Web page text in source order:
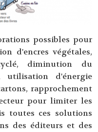
possibles pour
d'encres végétales,
diminution du
utilisation d'énergie
rapprochement
pour limiter les
toutes ces solutions
des éditeurs et des